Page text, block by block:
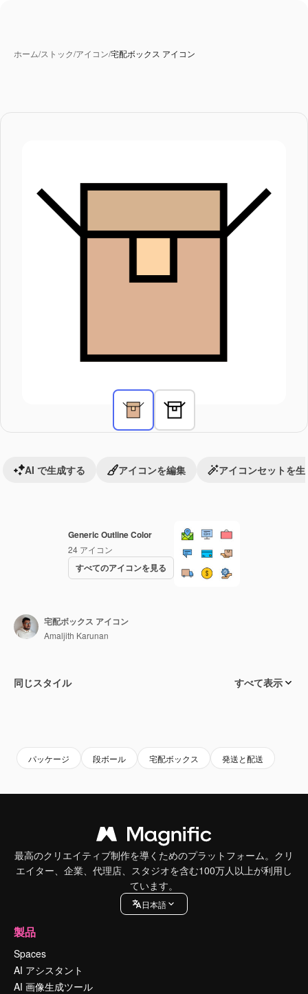
ホーム/ストック/アイコン/宅配ボックス アイコン
Generic Outline Color
24 アイコン
すべてのアイコンを見る
AI で生成する アイコンを編集 アイコンセットを生
宅配ボックス アイコン
Amaljith Karunan
同じスタイル すべて表示
パッケージ 段ボール 宅配ボックス 発送と配送
最高のクリエイティブ制作を導くためのプラットフォーム。クリ
エイター、企業、代理店、スタジオを含む100万人以上が利用し
ています。
日本語
製品
Spaces
AI アシスタント
AI 画像生成ツール